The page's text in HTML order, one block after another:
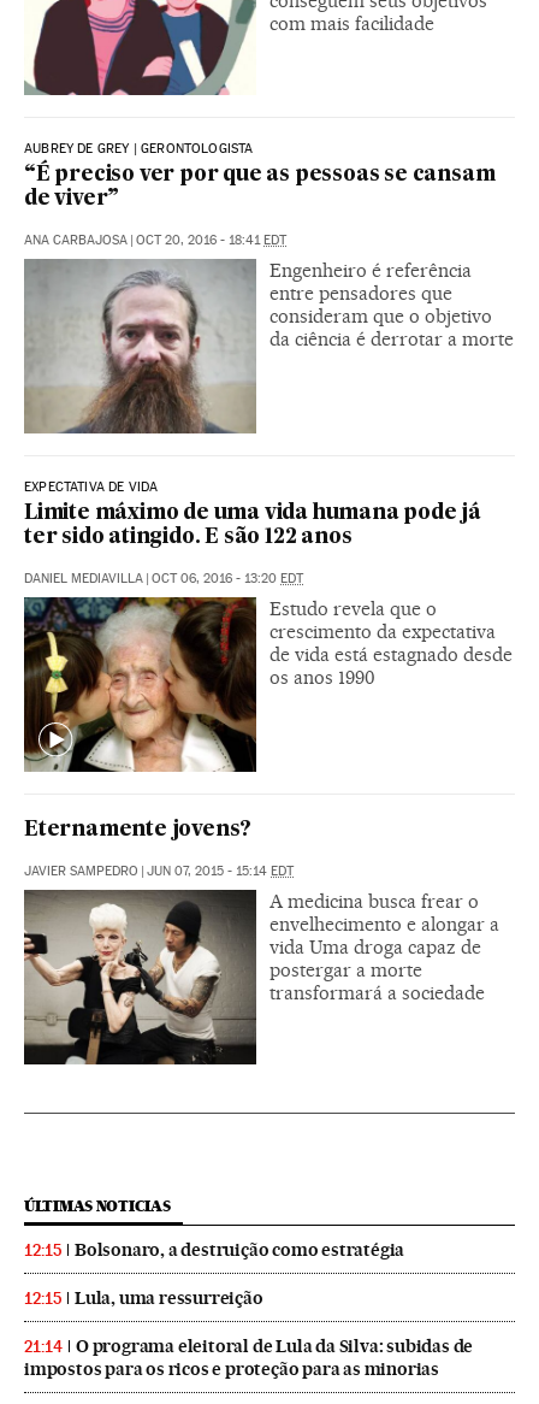
com mais facilidade
AUBREY DE GREY | GERONTOLOGISTA
“É preciso ver por que as pessoas se cansam
de viver”
ANA CARBAJOSA OCT 20, 2016 - 18:41 EDT
Engenheiro é referência
entre pensadores que
consideram que o objetivo
da ciência é derrotar a morte
EXPECTATIVA DE VIDA
Limite máximo de uma vida humana pode já
ter sido atingido. E são 122 anos
DANIEL MEDIAVILLA | OCT 06, 2016 - 13:20 EDT
Estudo revela que o
crescimento da expectativa
de vida está estagnado desde
os anos 1990
Eternamente jovens?
JAVIER SAMPEDRO | JUN 07, 2015 - 15:14 EDT
A medicina busca frear o
envelhecimento e alongar a
vida Uma droga capaz de
postergar a morte
transformará a sociedade
ÚLTIMAS NOTICIAS
12:15 Bolsonaro, a destruição como estratégia
12:15 Lula, uma ressurreição
21:14
O programa eleitoral de Lula da Silva: subidas de
impostos para os ricos e proteção para as minorias